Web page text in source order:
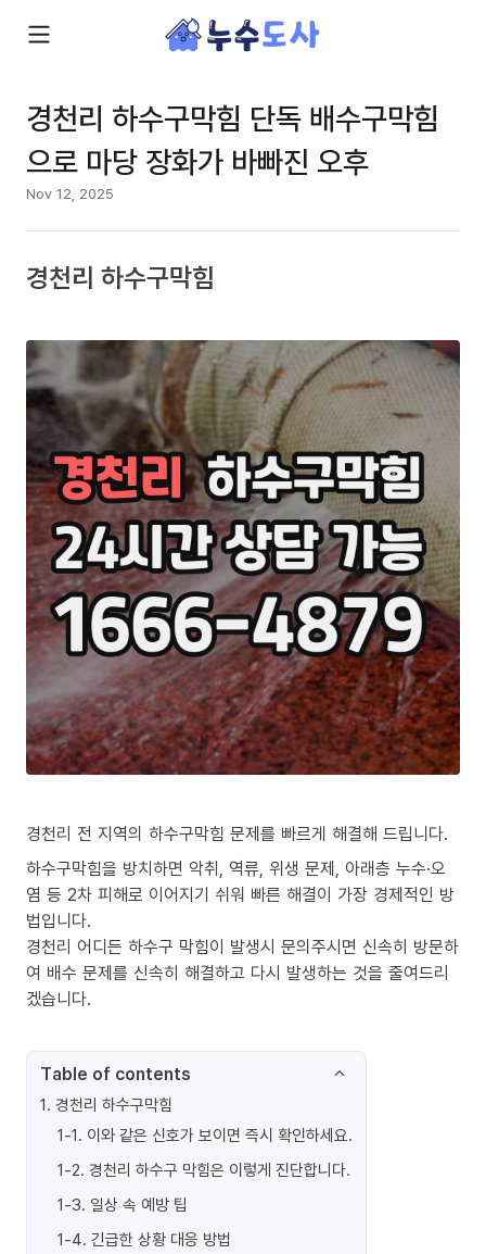
경천리 하수구막힘 단독 배수구막힘
으로 마당 장화가 바빠진 오후
Nov 12, 2025
경천리 하수구막힘
경천리 전 지역의 하수구막힘 문제를 빠르게 해결해 드립니다.
하수구막힘을 방치하면 악취, 역류, 위생 문제, 아래층 누수·오
염 등 2차 피해로 이어지기 쉬워 빠른 해결이 가장 경제적인 방
법입니다.
경천리 어디든 하수구 막힘이 발생시 문의주시면 신속히 방문하
여 배수 문제를 신속히 해결하고 다시 발생하는 것을 줄여드리
겠습니다.
Table of contents
1. 경천리 하수구막힘
1-1. 이와 같은 신호가 보이면 즉시 확인하세요.
1-2. 경천리 하수구 막힘은 이렇게 진단합니다.
1-3. 일상 속 예방 팁
1-4. 긴급한 상황 대응 방법